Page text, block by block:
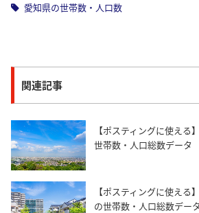
愛知県の世帯数・人口数
関連記事
【ポスティングに使える
世帯数・人口総数データ
【ポスティングに使える
の世帯数・人口総数デー